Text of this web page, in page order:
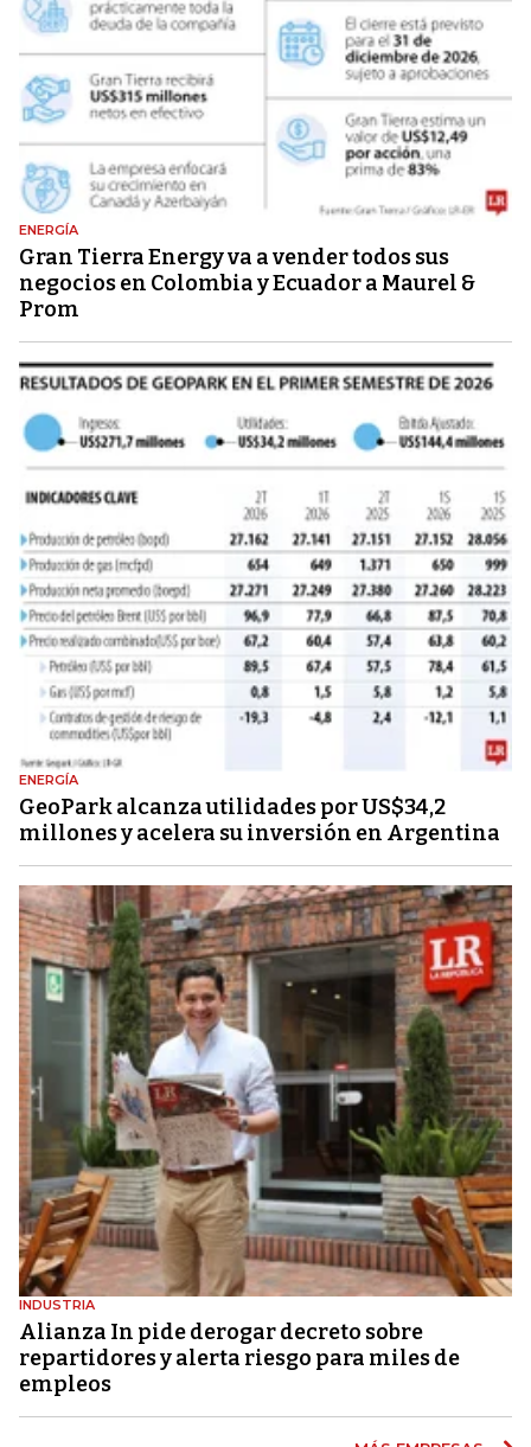
ENERGÍA
Gran Tierra Energy va a vender todos sus
negocios en Colombia y Ecuador a Maurel &
Prom
ENERGÍA
GeoPark alcanza utilidades por US$34,2
millones y acelera su inversión en Argentina
INDUSTRIA
Alianza In pide derogar decreto sobre
repartidores y alerta riesgo para miles de
empleos